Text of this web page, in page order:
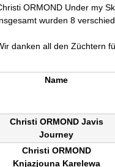
ORMOND Under my
wurden 8
danken all den Züchtern
Name
Christi ORMOND Javis
Journey
Christi ORMOND
Knjazjouna Karelewa